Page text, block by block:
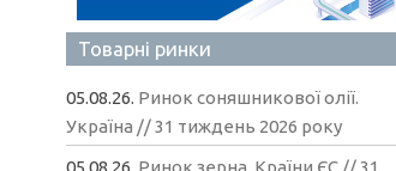
Товарні ринки
05.08.26. Ринок соняшникової олії.
Україна // 31 тиждень 2026 року
05.08.26. Ринок зерна. Країни ЄС // 31